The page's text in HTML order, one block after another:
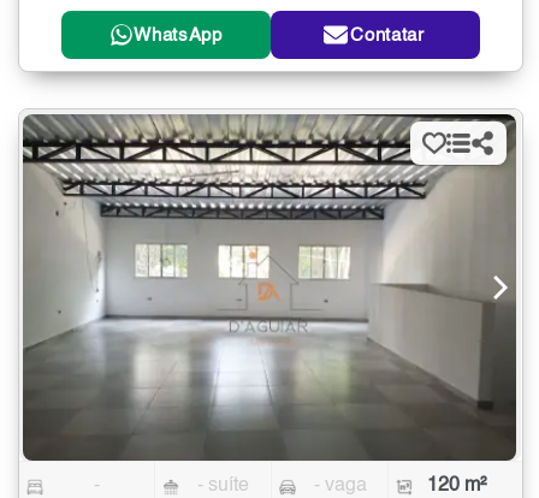
WhatsApp Contatar
- - suíte - vaga 120 m²